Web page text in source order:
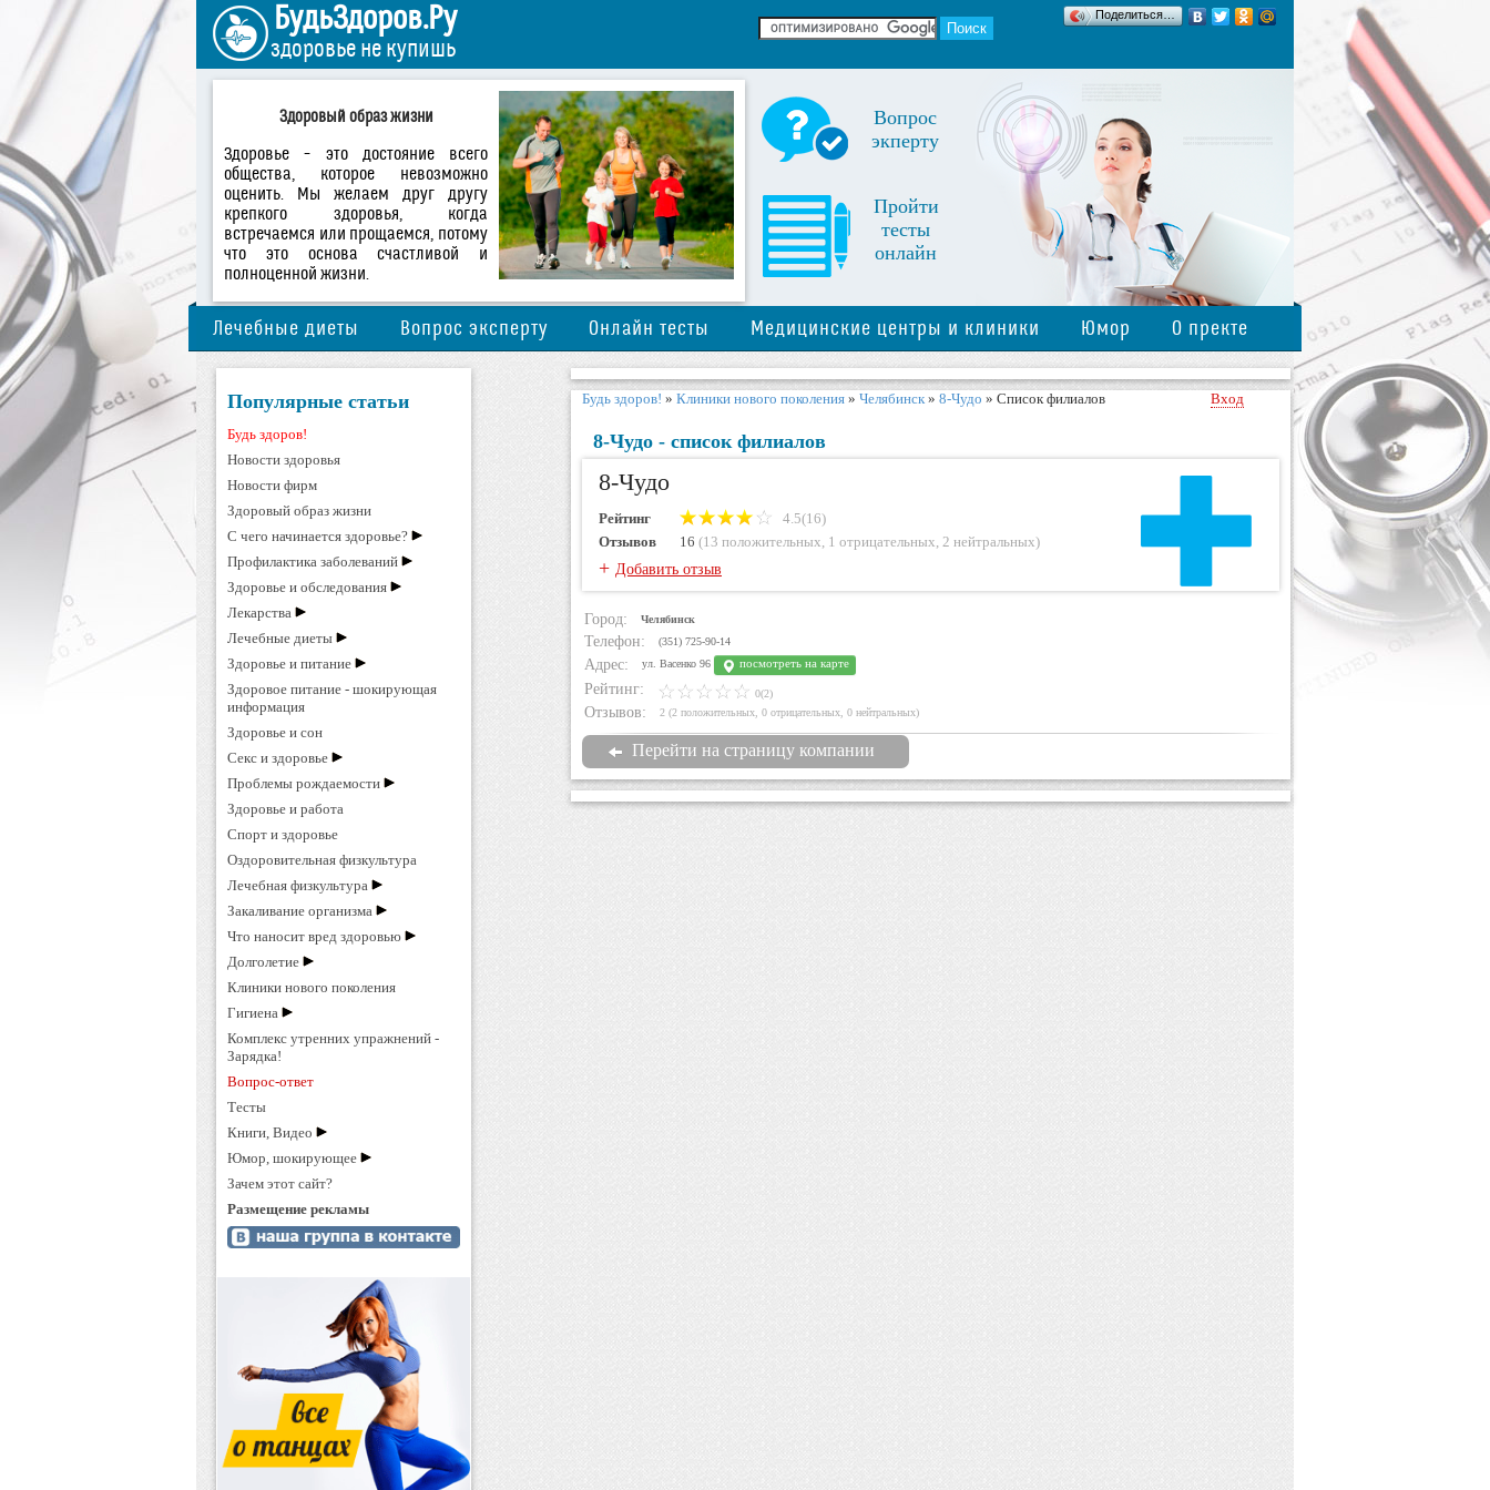
БудьЗдоров.Ру
здоровье не купишь
Поделиться…
Здоровый образ жизни
Здоровье – это достояние всего
общества, которое невозможно
оценить. Мы желаем друг другу
крепкого здоровья, когда
встречаемся или прощаемся, потому
что это основа счастливой и
полноценной жизни.
Вопрос
экперту
Пройти
тесты
онлайн
Лечебные диеты Вопрос эксперту Онлайн тесты Медицинские центры и клиники Юмор О пректе
Популярные статьи
Будь здоров!
Новости здоровья
Новости фирм
Здоровый образ жизни
С чего начинается здоровье?
Профилактика заболеваний
Здоровье и обследования
Лекарства
Лечебные диеты
Здоровье и питание
Здоровое питание - шокирующая
информация
Здоровье и сон
Секс и здоровье
Проблемы рождаемости
Здоровье и работа
Спорт и здоровье
Оздоровительная физкультура
Лечебная физкультура
Закаливание организма
Что наносит вред здоровью
Долголетие
Клиники нового поколения
Гигиена
Комплекс утренних упражнений -
Зарядка!
Вопрос-ответ
Тесты
Книги, Видео
Юмор, шокирующее
Зачем этот сайт?
Размещение рекламы
Будь здоров! » Клиники нового поколения » Челябинск » 8-Чудо » Cписок филиалов Вход
8-Чудо - список филиалов
8-Чудо
Рейтинг
4.5(16)
Отзывов
16 (13 положительных, 1 отрицательных, 2 нейтральных)
+ Добавить отзыв
Город: Челябинск
Телефон: (351) 725-90-14
Адрес: ул. Васенко 96 посмотреть на карте
Рейтинг: 0(2)
Отзывов: 2 (2 положительных 0 отрицательных 0 нейтральных)
Перейти на страницу компании